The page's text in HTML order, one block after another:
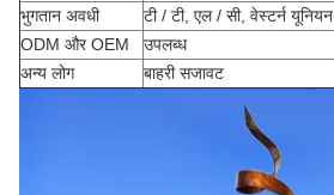
भुगतान अवधी
टी / टी, एल / सी, वेस्टर्न यूनियन
ODM और OEM
उपलब्ध
अन्य लोग
बाहरी सजावट